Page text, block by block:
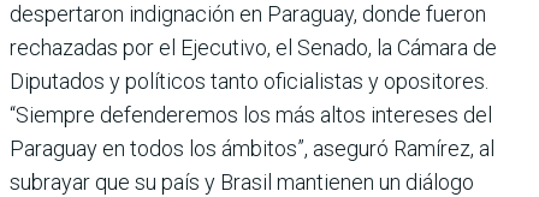
despertaron indignación en Paraguay, donde fueron
rechazadas por el Ejecutivo, el Senado, la Cámara de
Diputados y políticos tanto oficialistas y opositores.
“Siempre defenderemos los más altos intereses del
Paraguay en todos los ámbitos”, aseguró Ramírez, al
subrayar que su país y Brasil mantienen un diálogo